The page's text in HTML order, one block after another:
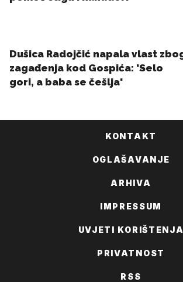
KONTAKT
OGLAŠAVANJE
ARHIVA
IMPRESSUM
UVJETI KORIŠTENJA
PRIVATNOST
RSS